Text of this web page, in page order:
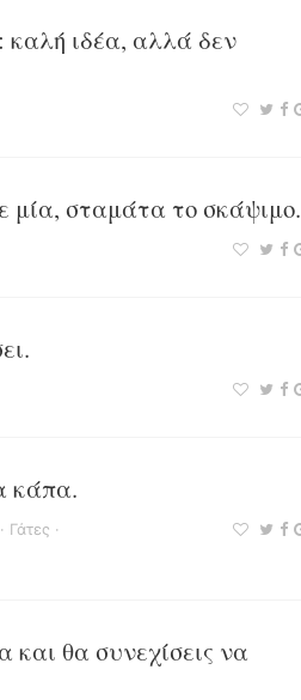
καλή ιδέα, αλλά δεν
μία, σταμάτα το σκάψιμο.
κάπα.
· Γάτες ·
θα συνεχίσεις να